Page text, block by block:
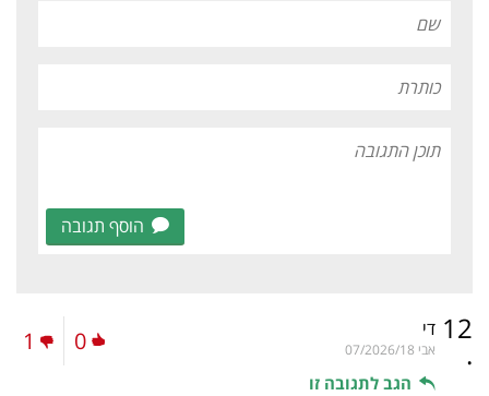
הוסף תגובה
12
.
די
אבי 07/2026/18
הגב לתגובה זו
0
1